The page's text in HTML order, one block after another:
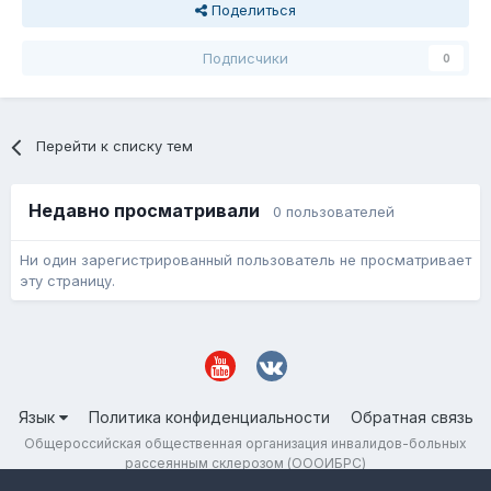
Поделиться
Подписчики 0
Перейти к списку тем
Недавно просматривали 0 пользователей
Ни один зарегистрированный пользователь не просматривает
эту страницу.
Язык Политика конфиденциальности Обратная связь
Общероссийская общественная организация инвалидов-больных
рассеянным склерозом (ОООИБРС)